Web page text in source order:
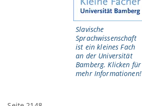
Slavische
Sprachwissenschaft
ist ein kleines Fach
an der Universität
Bamberg. Klicken für
mehr Informationen!